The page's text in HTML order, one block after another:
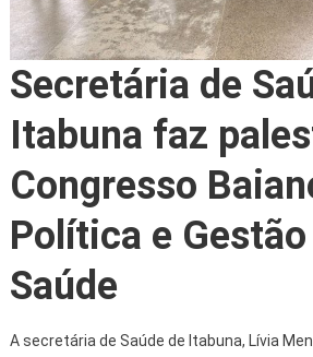
Secretária de
Itabuna faz
Congresso
Política e
Saúde
A secretária de Saúde de Itabuna, Lívia